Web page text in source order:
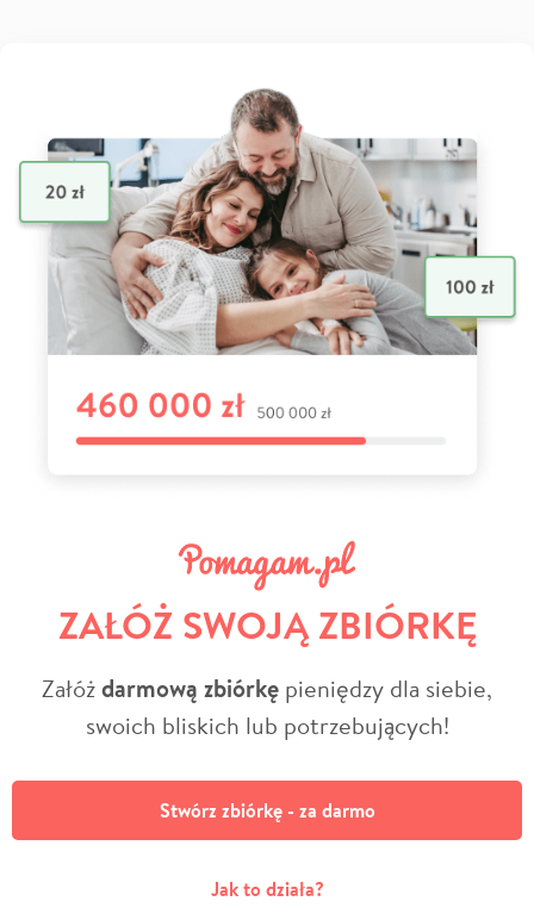
ZAŁÓŻ SWOJĄ ZBIÓRKĘ
Załóżdarmową zbiórkę pieniędzy dla siebie,
swoich bliskich lub potrzebujących!
Stwórz zbiórkę - za darmo
Jak to działa?